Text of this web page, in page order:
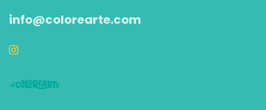
info@colorearte.com